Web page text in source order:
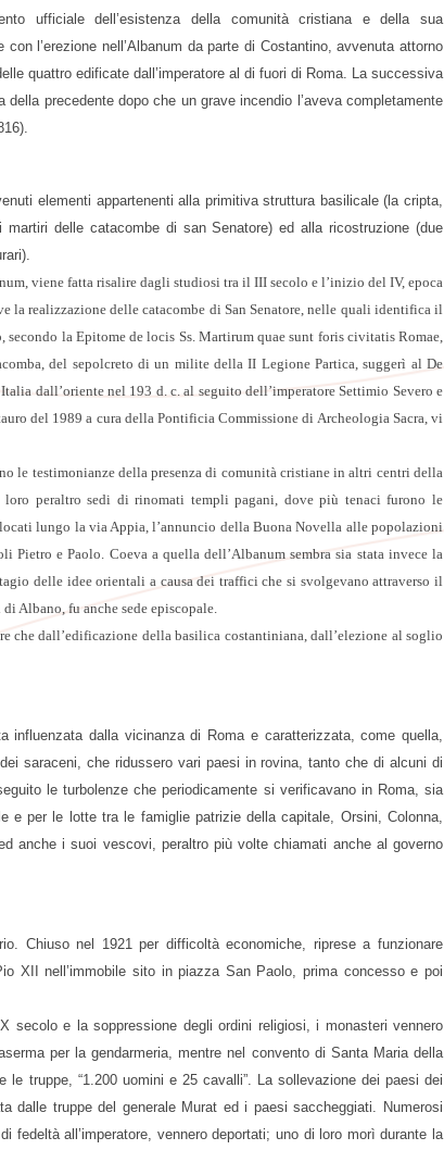
ufficiale dell’esistenza della comunità cristiana e della sua
l’erezione nell’Albanum da parte di Costantino, avvenuta attorno
quattro edificate dall’imperatore al di fuori di Roma. La successiva
precedente dopo che un grave incendio l’aveva completamente
elementi appartenenti alla primitiva struttura basilicale (la cripta,
delle catacombe di san Senatore) ed alla ricostruzione (due
viene fatta risalire dagli studiosi tra il III secolo e l’inizio del IV, epoca
realizzazione delle catacombe di San Senatore, nelle quali identifica il
la Epitome de locis Ss. Martirum quae sunt foris civitatis Romae,
del sepolcreto di un milite della II Legione Partica, suggerì al De
dall’oriente nel 193 d. c. al seguito dell’imperatore Settimio Severo e
del 1989 a cura della Pontificia Commissione di Archeologia Sacra, vi
le testimonianze della presenza di comunità cristiane in altri centri della
peraltro sedi di rinomati templi pagani, dove più tenaci furono le
lungo la via Appia, l’annuncio della Buona Novella alle popolazioni
e Paolo. Coeva a quella dell’Albanum sembra sia stata invece la
delle idee orientali a causa dei traffici che si svolgevano attraverso il
Albano, fu anche sede episcopale.
che dall’edificazione della basilica costantiniana, dall’elezione al soglio
dalla vicinanza di Roma e caratterizzata, come quella,
saraceni, che ridussero vari paesi in rovina, tanto che di alcuni di
le turbolenze che periodicamente si verificavano in Roma, sia
e per le lotte tra le famiglie patrizie della capitale, Orsini, Colonna,
anche i suoi vescovi, peraltro più volte chiamati anche al governo
Chiuso nel 1921 per difficoltà economiche, riprese a funzionare
XII nell’immobile sito in piazza San Paolo, prima concesso e poi
secolo e la soppressione degli ordini religiosi, i monasteri vennero
per la gendarmeria, mentre nel convento di Santa Maria della
truppe, “1.200 uomini e 25 cavalli”. La sollevazione dei paesi dei
dalle truppe del generale Murat ed i paesi saccheggiati. Numerosi
all’imperatore, vennero deportati; uno di loro morì durante la